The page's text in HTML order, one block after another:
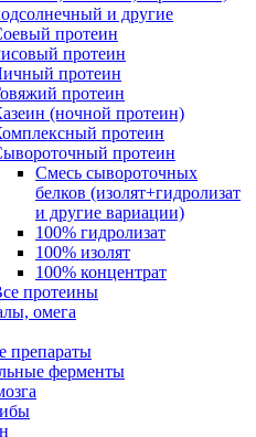
и другие
протеин
протеин
протеин
протеин
(ночной протеин)
протеин
протеин
Смесь сывороточных
белков (изолят+гидролизат
и другие вариации)
100% гидролизат
100% изолят
100% концентрат
протеины
омега
препараты
ферменты